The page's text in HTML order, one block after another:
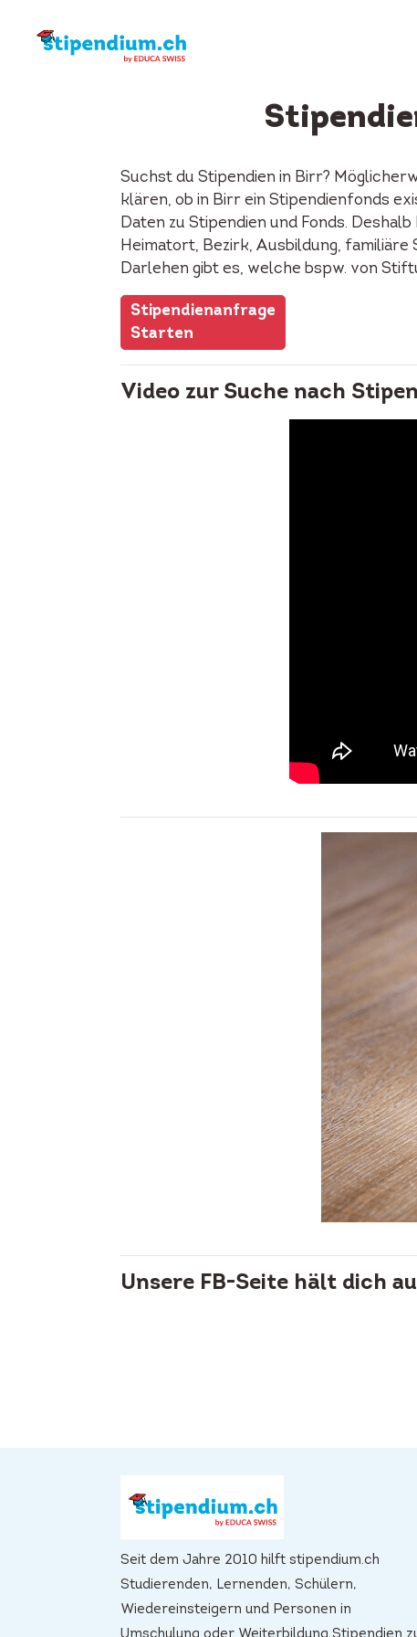
Suchst du Stipendien in Birr?
klären, ob in Birr ein Stipendienfonds
Daten zu Stipendien und Fonds.
Heimatort, Bezirk, Ausbildung, familiäre
Darlehen gibt es, welche bspw. von
Stipendienanfrage
Starten
Video zur Suche nach
Unsere FB-Seite hält dich
Seit dem Jahre 2010 hilft stipendium.ch
Studierenden, Lernenden, Schülern,
Wiedereinsteigern und Personen in